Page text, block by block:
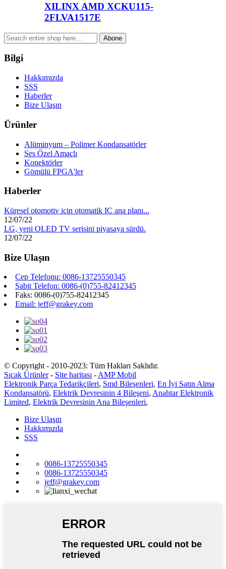
XILINX AMD XCKU115-
2FLVA1517E
Abone
Bilgi
Hakkımızda
SSS
Haberler
Bize Ulaşın
Ürünler
Alüminyum – Polimer Kondansatörler
Ses Özel Amaçlı
Konektörler
Gömülü FPGA'ler
Haberler
Küresel otomotiv için otomatik IC ana planı...
12/07/22
LG, yeni OLED TV serisini piyasaya sürdü.
12/07/22
Bize Ulaşın
Cep Telefonu: 0086-13725550345
Sabit Telefon: 0086-(0)755-82412345
Faks: 0086-(0)755-82412345
Email: jeff@grakey.com
© Copyright - 2010-2023: Tüm Hakları Saklıdır.
Sıcak Ürünler- Site haritası - AMP Mobil
Elektronik Parça Tedarikçileri, Smd Bileşenleri, En İyi Satın Alma
Kondansatörü, Elektrik Devresinin 4 Bileşeni, Anahtar Elektronik
Limited, Elektrik Devresinin Ana Bileşenleri,
Bize Ulaşın
Hakkımızda
SSS
0086-13725550345
0086-13725550345
jeff@grakey.com